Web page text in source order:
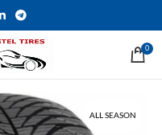
0
ALL SEASON